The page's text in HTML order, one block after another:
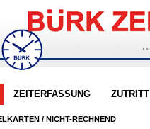
ZEITERFASSUNG ZUTRITT
/ NICHT-RECHNEND